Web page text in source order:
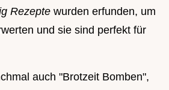
Rezepte wurden erfunden, um
und sie sind perfekt für
auch "Brotzeit Bomben",